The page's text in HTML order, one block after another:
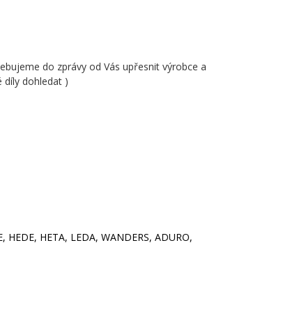
do zprávy od Vás upřesnit výrobce a
díly dohledat )
HETA, LEDA, WANDERS, ADURO,